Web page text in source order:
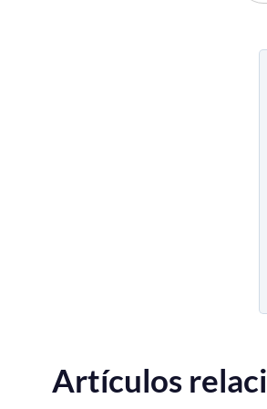
Artículos